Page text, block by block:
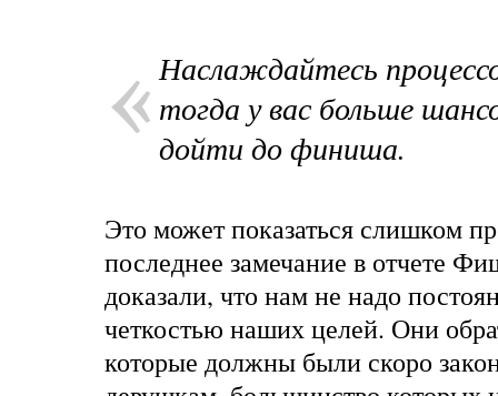
Наслаждайтесь
тогда у вас больше
дойти до финиша.
Это может показаться слишком
последнее замечание в отчете
доказали, что нам не надо
четкостью наших целей. Они
которые должны были скоро